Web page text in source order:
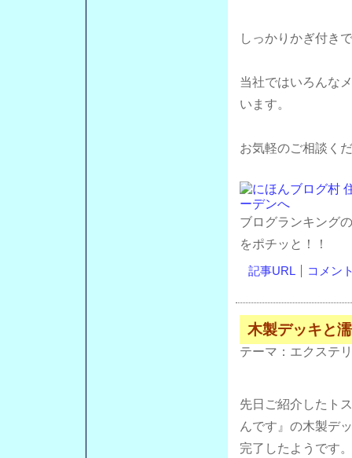
しっかりかぎ付き
当社ではいろんな
います。
お気軽のご相談く
ブログランキング
をポチッと！！
記事URL コメン
木製デッキと
テーマ： エクステ
先日ご紹介したト
んです』の木製デ
完了したようです。